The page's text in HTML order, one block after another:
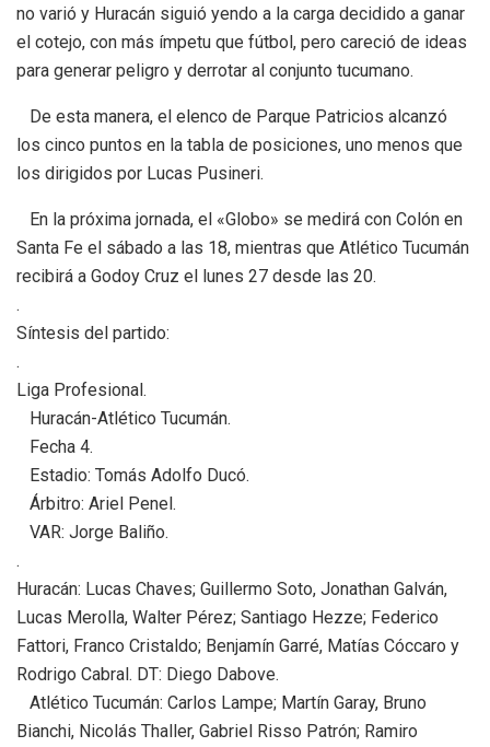
no varió y Huracán siguió yendo a la carga decidido a ganar
el cotejo, con más ímpetu que fútbol, pero careció de ideas
para generar peligro y derrotar al conjunto tucumano.
De esta manera, el elenco de Parque Patricios alcanzó
los cinco puntos en la tabla de posiciones, uno menos que
los dirigidos por Lucas Pusineri.
En la próxima jornada, el «Globo» se medirá con Colón en
Santa Fe el sábado a las 18, mientras que Atlético Tucumán
recibirá a Godoy Cruz el lunes 27 desde las 20.
.
Síntesis del partido:
.
Liga Profesional.
Huracán-Atlético Tucumán.
Fecha 4.
Estadio: Tomás Adolfo Ducó.
Árbitro: Ariel Penel.
VAR: Jorge Baliño.
.
Huracán: Lucas Chaves; Guillermo Soto, Jonathan Galván,
Lucas Merolla, Walter Pérez; Santiago Hezze; Federico
Fattori, Franco Cristaldo; Benjamín Garré, Matías Cóccaro y
Rodrigo Cabral. DT: Diego Dabove.
Atlético Tucumán: Carlos Lampe; Martín Garay, Bruno
Bianchi, Nicolás Thaller, Gabriel Risso Patrón; Ramiro